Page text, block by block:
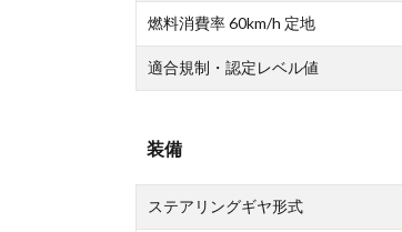
燃料消費率 60km/h 定地
適合規制・認定レベル値
装備
ステアリングギヤ形式